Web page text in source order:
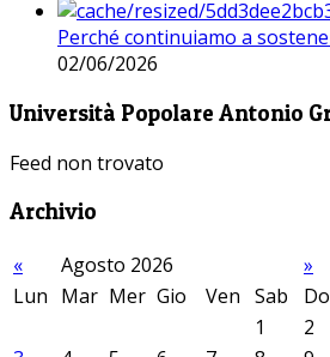
Perché continuiamo a
02/06/2026
Università Popolare Antonio
Feed non trovato
Archivio
« Agosto 2026
»
Lun Mar Mer Gio Ven Sab
1
2